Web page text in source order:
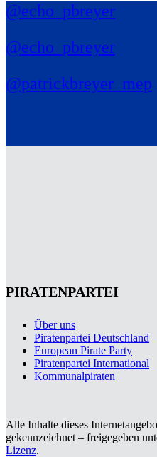
@echo_pbreyer
@echo_pbreyer
@patrickbreyer_mep
PIRATENPARTEI
Über uns
Piratenpartei Deutschland
European Pirate Party
Piratenpartei International
Kommunalpiraten
Alle Inhalte dieses
gekennzeichnet – freigegeben
Lizenz.